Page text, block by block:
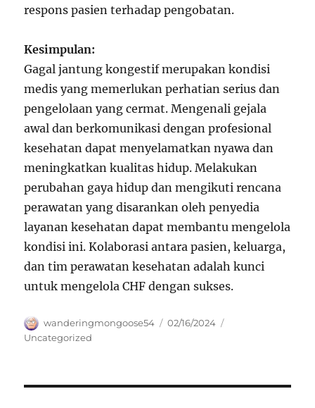
respons pasien terhadap pengobatan.
Kesimpulan:
Gagal jantung kongestif merupakan kondisi
medis yang memerlukan perhatian serius dan
pengelolaan yang cermat. Mengenali gejala
awal dan berkomunikasi dengan profesional
kesehatan dapat menyelamatkan nyawa dan
meningkatkan kualitas hidup. Melakukan
perubahan gaya hidup dan mengikuti rencana
perawatan yang disarankan oleh penyedia
layanan kesehatan dapat membantu mengelola
kondisi ini. Kolaborasi antara pasien, keluarga,
dan tim perawatan kesehatan adalah kunci
untuk mengelola CHF dengan sukses.
Author
wanderingmongoose54
Posted
02/16/2024
Uncategorized